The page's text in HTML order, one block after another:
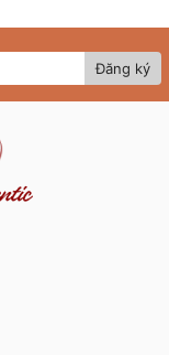
Đăng ký